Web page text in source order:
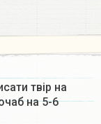
твір на
на 5-6